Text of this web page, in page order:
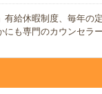
有給休暇制度、毎年の
にも専門のカウンセラ